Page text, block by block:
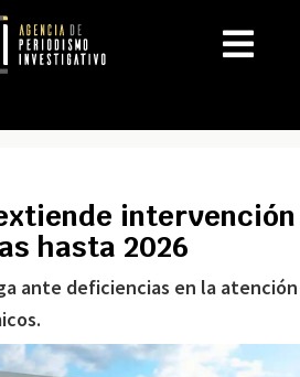
intervención
hasta 2026
ante deficiencias en la atención